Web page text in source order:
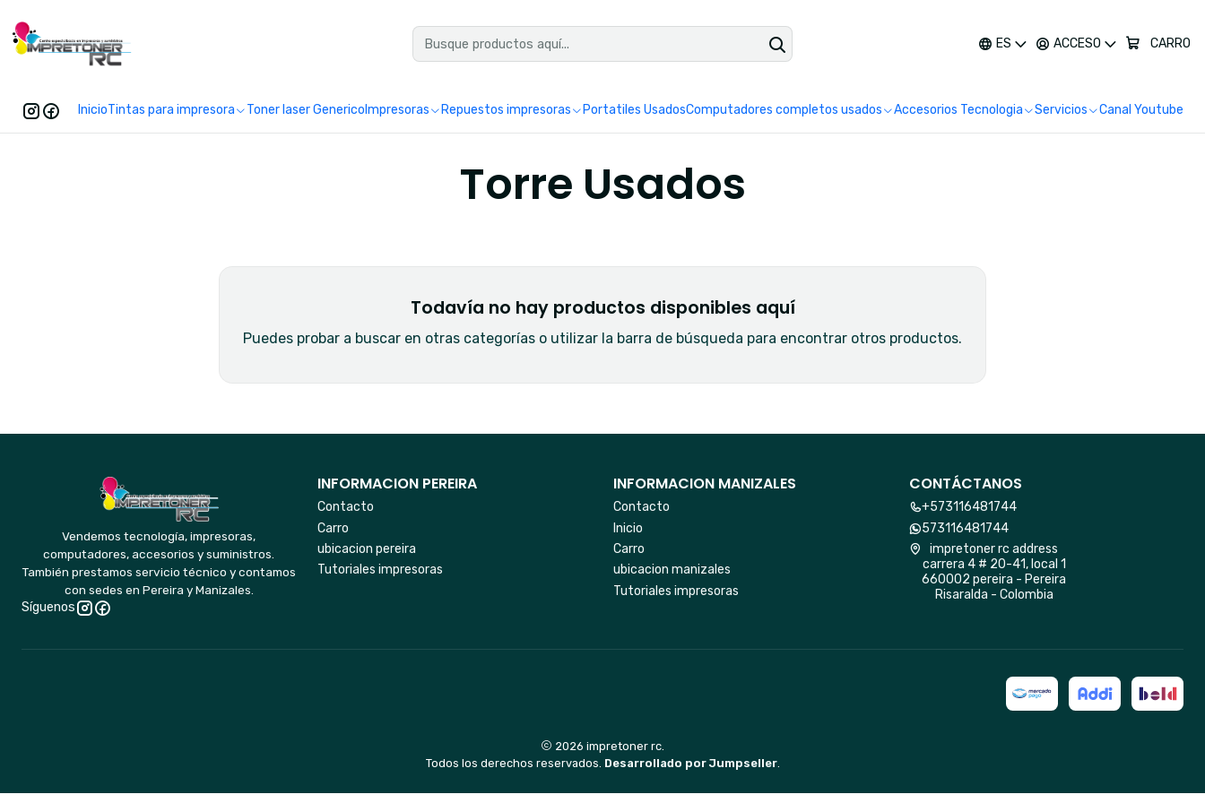
ES ACCESO CARRO
InicioTintas para impresora Toner laser Generico Impresoras Repuestos impresoras Portatiles UsadosComputadores completos usados Accesorios Tecnologia Servicios Canal Youtube
Torre Usados
Todavía no hay productos disponibles aquí
Puedes probar a buscar en otras categorías o utilizar la barra de búsqueda para encontrar otros productos.
Vendemos tecnología, impresoras,
computadores, accesorios y suministros.
También prestamos servicio técnico y contamos
con sedes en Pereira y Manizales.
Síguenos
INFORMACION PEREIRA
Contacto
Carro
ubicacion pereira
Tutoriales impresoras
INFORMACION MANIZALES
Contacto
Inicio
Carro
ubicacion manizales
Tutoriales impresoras
CONTÁCTANOS
+573116481744
573116481744
impretoner rc address
carrera 4 # 20-41, local 1
660002 pereira - Pereira
Risaralda - Colombia
2026 impretoner rc.
Todos los derechos reservados. Desarrollado por Jumpseller.